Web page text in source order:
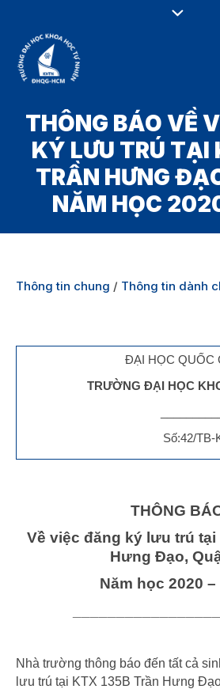
THÔNG BÁO VỀ
KÝ LƯU TRÚ TẠI
TRẦN HƯNG
NĂM HỌC
Thông tin chung / Thông tin dành
ĐẠI HỌC QUỐC
TRƯỜNG ĐẠI HỌC
Số:42/TB-
THÔNG
Về việc đăng ký lưu trú tại
Hưng Đạo,
Năm học 2020 –
Nhà trường thông báo đến tất cả
lưu trú tại KTX 135B Trần Hưng